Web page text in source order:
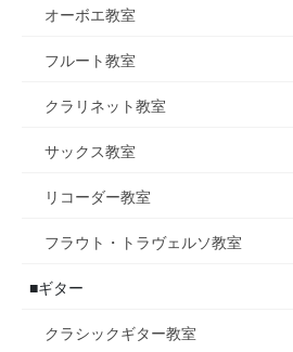
オーボエ教室
フルート教室
クラリネット教室
サックス教室
リコーダー教室
フラウト・トラヴェルソ教室
■ギター
クラシックギター教室